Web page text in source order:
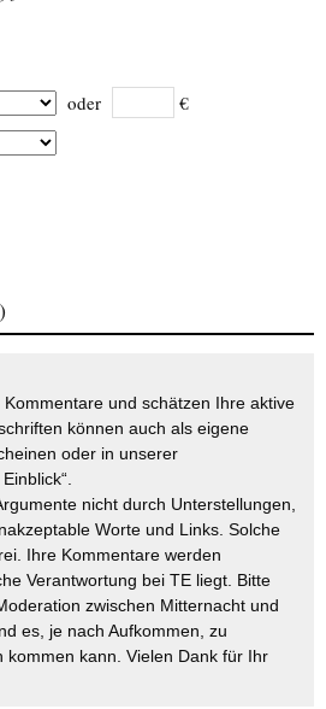
oder €
und schätzen Ihre aktive
können auch als eigene
oder in unserer
nicht durch Unterstellungen,
Worte und Links. Solche
Ihre Kommentare werden
Verantwortung bei TE liegt. Bitte
zwischen Mitternacht und
es, je nach Aufkommen, zu
kommen kann. Vielen Dank für Ihr